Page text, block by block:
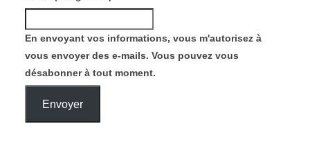
En envoyant vos informations, vous m'autorisez à
vous envoyer des e-mails. Vous pouvez vous
désabonner à tout moment.
Envoyer